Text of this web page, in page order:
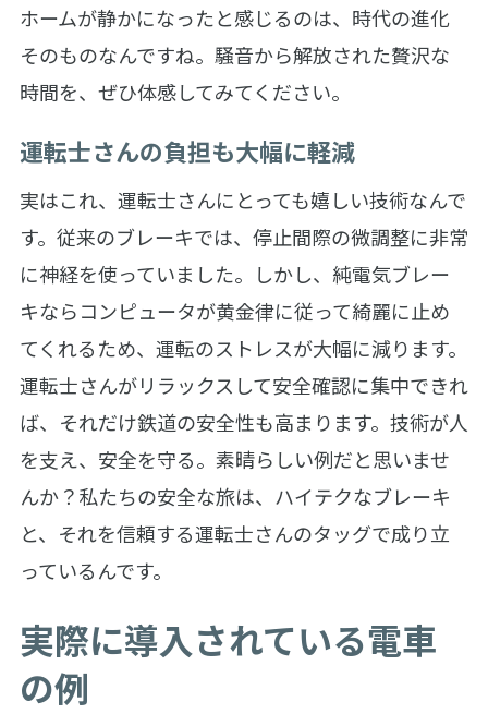
ホームが静かになったと感じるのは、時代の進化
そのものなんですね。騒音から解放された贅沢な
時間を、ぜひ体感してみてください。
運転士さんの負担も大幅に軽減
実はこれ、運転士さんにとっても嬉しい技術なんで
す。従来のブレーキでは、停止間際の微調整に非常
に神経を使っていました。しかし、純電気ブレー
キならコンピュータが黄金律に従って綺麗に止め
てくれるため、運転のストレスが大幅に減ります。
運転士さんがリラックスして安全確認に集中できれ
ば、それだけ鉄道の安全性も高まります。技術が人
を支え、安全を守る。素晴らしい例だと思いませ
んか？私たちの安全な旅は、ハイテクなブレーキ
と、それを信頼する運転士さんのタッグで成り立
っているんです。
実際に導入されている電車
の例